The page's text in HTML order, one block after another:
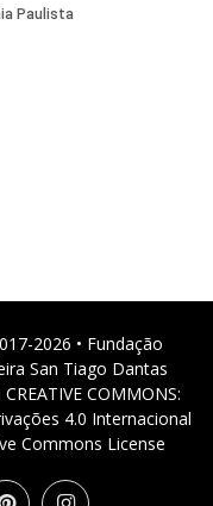
2026 • Fundação
San Tiago Dantas
COMMONS:
4.0 Internacional
Commons License